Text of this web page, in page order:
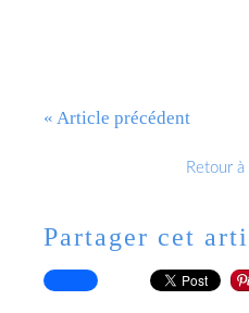
« Article précédent
Retour à
Partager cet